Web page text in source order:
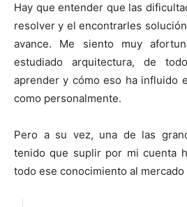
Hay que entender que las
resolver y el encontrarles
avance. Me siento muy
estudiado arquitectura, de
aprender y cómo eso ha influido
como personalmente.
Pero a su vez, una de las
tenido que suplir por mi cuenta
todo ese conocimiento al mercado